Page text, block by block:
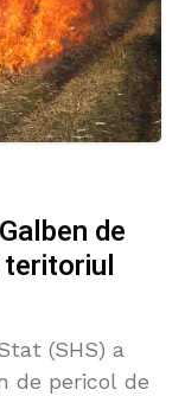
de
(SHS) a
de pericol de